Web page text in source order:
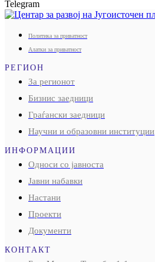
Telegram
Политика за приватност
Алатки за приватност
РЕГИОН
За регионот
Бизнис заедници
Граѓански заедници
Научни и образовни институции
ИНФОРМАЦИИ
Односи со јавноста
Јавни набавки
Настани
Проекти
Документи
КОНТАКТ